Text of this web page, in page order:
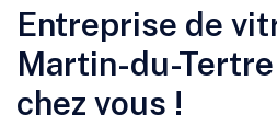
Entreprise de
Martin-du-
chez vous !